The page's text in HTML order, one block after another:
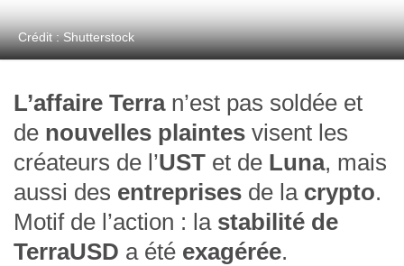
Crédit : Shutterstock
L’affaire Terran’est pas soldée et
de nouvelles plaintes visent les
créateurs de l’UST et de Luna, mais
aussi des entreprises de la crypto.
Motif de l’action : la stabilité de
TerraUSD a été exagérée.